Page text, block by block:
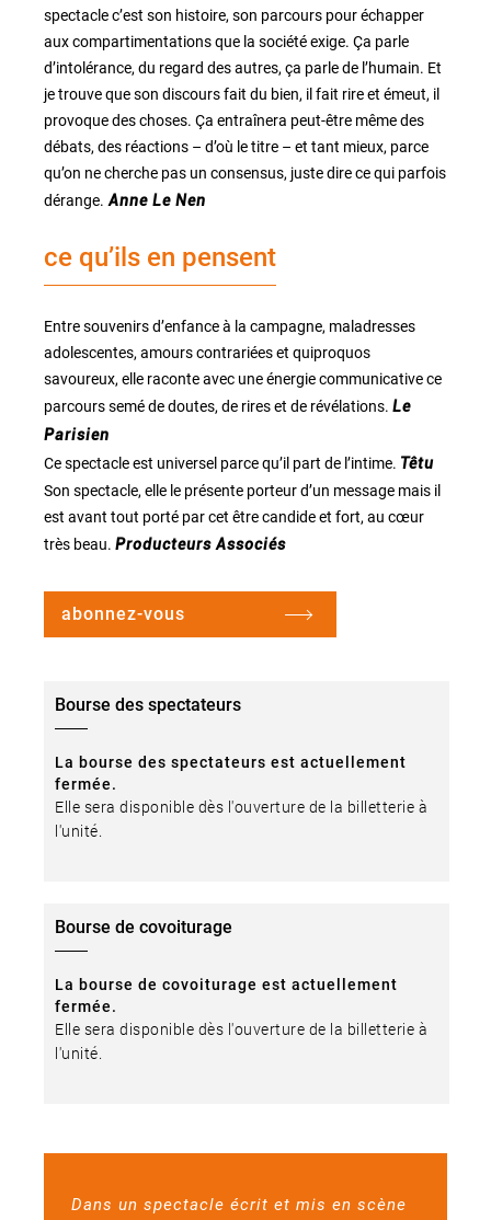
Dans un spectacle écrit et mis en scène
spectacle c’est son histoire, son parcours pour échapper
aux compartimentations que la société exige. Ça parle
d’intolérance, du regard des autres, ça parle de l’humain. Et
je trouve que son discours fait du bien, il fait rire et émeut, il
provoque des choses. Ça entraînera peut-être même des
débats, des réactions – d’où le titre – et tant mieux, parce
qu’on ne cherche pas un consensus, juste dire ce qui parfois
dérange. Anne Le Nen
ce qu’ils en pensent
Entre souvenirs d’enfance à la campagne, maladresses
adolescentes, amours contrariées et quiproquos
savoureux, elle raconte avec une énergie communicative ce
parcours semé de doutes, de rires et de révélations. Le
Parisien
Ce spectacle est universel parce qu’il part de l’intime. Têtu
Son spectacle, elle le présente porteur d’un message mais il
est avant tout porté par cet être candide et fort, au cœur
très beau. Producteurs Associés
abonnez-vous
Bourse des spectateurs
La bourse des spectateurs est actuellement
fermée.
Elle sera disponible dès l'ouverture de la billetterie à
l'unité.
Bourse de covoiturage
La bourse de covoiturage est actuellement
fermée.
Elle sera disponible dès l'ouverture de la billetterie à
l'unité.